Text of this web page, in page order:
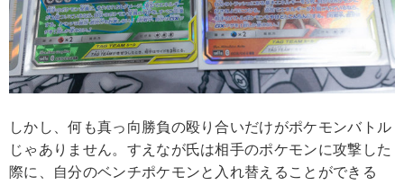
しかし、何も真っ向勝負の殴り合いだけがポケモンバトル
じゃありません。すえなが氏は相手のポケモンに攻撃した
際に、自分のベンチポケモンと入れ替えることができる